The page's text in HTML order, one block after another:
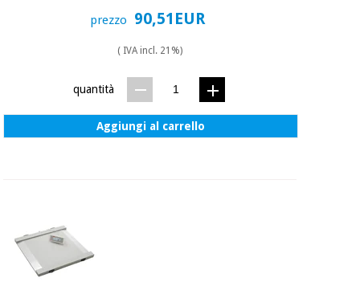
sanitari
Veterinario
per la
protezione
fitness e
pilates
prezzo 90,51EUR
( IVA incl. 21%)
quantità
Aggiungi al carrello